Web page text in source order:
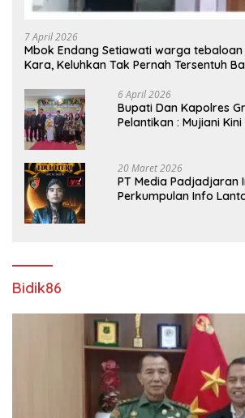
7 April 2026
Mbok Endang Setiawati warga
Kara, Keluhkan Tak Pernah Tersentuh
6 April 2026
​Bupati Dan Kapolres
Pelantikan : Mujiani
20 Maret 2026
PT Media Padjadjaran
Perkumpulan Info
Bidik86